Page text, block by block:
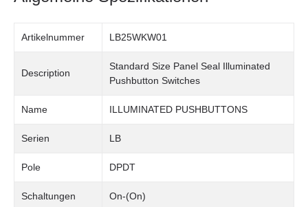
Artikelnummer LB25WKW01
Description
Standard Size Panel Seal Illuminated
Pushbutton Switches
Name ILLUMINATED PUSHBUTTONS
Serien LB
Pole DPDT
Schaltungen On-(On)